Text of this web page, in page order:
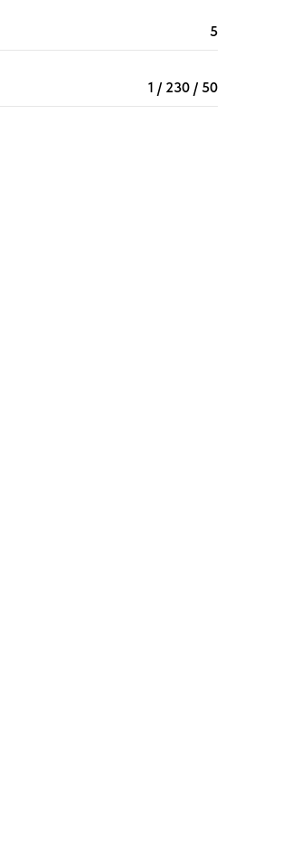
5
1 / 230 / 50